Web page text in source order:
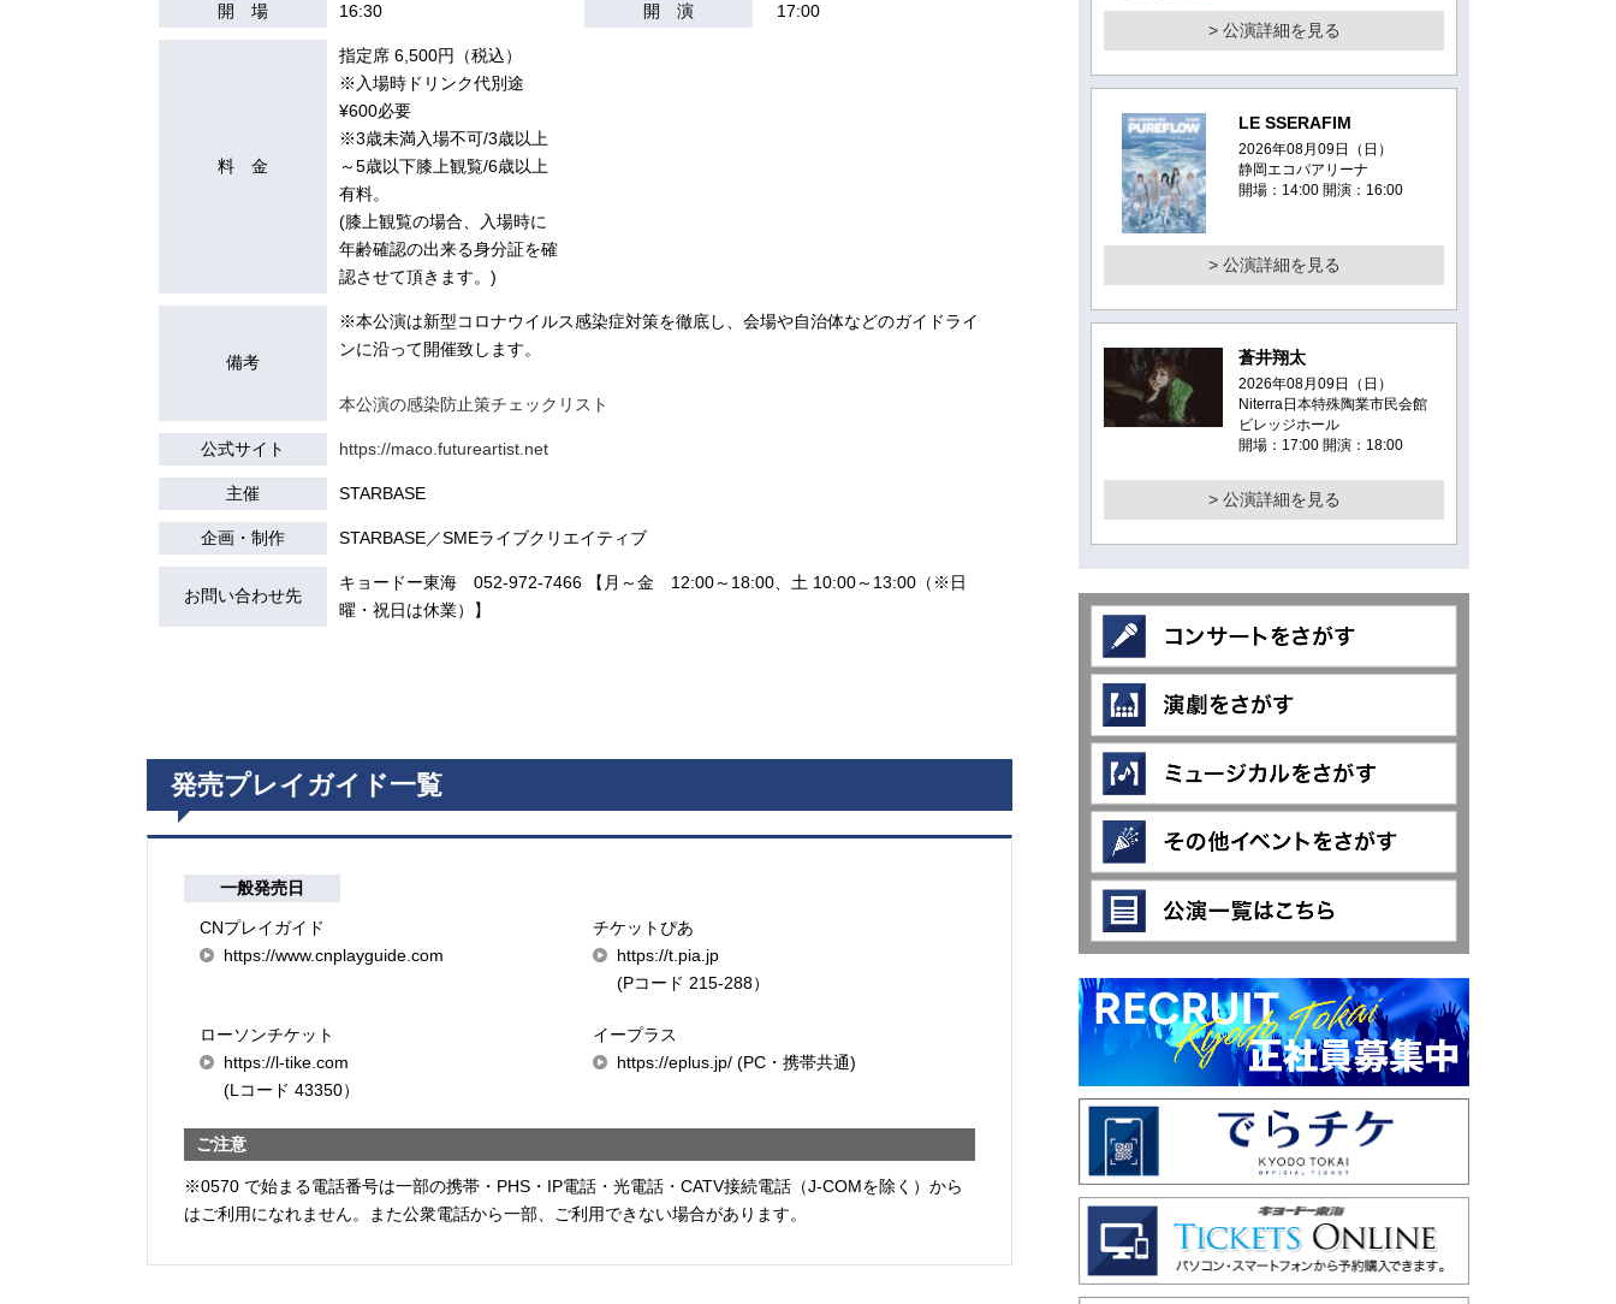
開 場 16:30 開 演 17:00
料 金
指定席 6,500円（税込）
※入場時ドリンク代別途
¥600必要
※3歳未満入場不可/3歳以上
～5歳以下膝上観覧/6歳以上
有料。
(膝上観覧の場合、入場時に
年齢確認の出来る身分証を確
認させて頂きます。)
備考
※本公演は新型コロナウイルス感染症対策を徹底し、会場や自治体などのガイドライ
ンに沿って開催致します。
本公演の感染防止策チェックリスト
公式サイト https://maco.futureartist.net
主催 STARBASE
企画・制作 STARBASE／SMEライブクリエイティブ
お問い合わせ先
キョードー東海 052-972-7466 【月～金 12:00～18:00、土 10:00～13:00（※日
曜・祝日は休業）】
発売プレイガイド一覧
一般発売日
CNプレイガイド
https://www.cnplayguide.com
チケットぴあ
https://t.pia.jp
(Pコード 215-288）
ローソンチケット
https://l-tike.com
(Lコード 43350）
イープラス
https://eplus.jp/ (PC・携帯共通)
ご注意
※0570 で始まる電話番号は一部の携帯・PHS・IP電話・光電話・CATV接続電話（J-COMを除く）から
はご利用になれません。また公衆電話から一部、ご利用できない場合があります。
> 公演詳細を見る
LE SSERAFIM
2026年08月09日（日）
静岡エコパアリーナ
開場：14:00 開演：16:00
> 公演詳細を見る
蒼井翔太
2026年08月09日（日）
Niterra日本特殊陶業市民会館
ビレッジホール
開場：17:00 開演：18:00
> 公演詳細を見る